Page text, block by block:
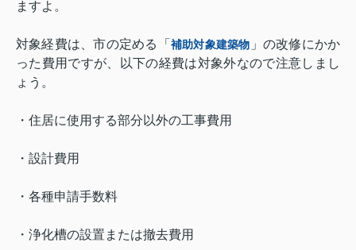
ますよ。
対象経費は、市の定める「 補助対象建築物 」の改修にかか
った費用ですが、以下の経費は対象外なので注意しまし
ょう。
・住居に使用する部分以外の工事費用
・設計費用
・各種申請手数料
・浄化槽の設置または撤去費用